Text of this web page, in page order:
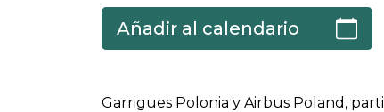
Añadir al calendario
Garrigues Polonia y Airbus Poland,